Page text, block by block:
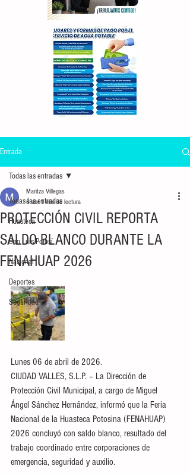
Entrada
Todas las entradas
Huasteca
San Luis Potosí
Nacional
Deportes
Seguridad
Todas las entradas
PROTECCIÓN CIVIL REPORTA
SALDO BLANCO DURANTE LA
FENAHUAP 2026
Maritza Villegas
6 abr 1 min de lectura
Lunes 06 de abril de 2026.
CIUDAD VALLES, S.L.P. – La Dirección de
Protección Civil Municipal, a cargo de Miguel
Ángel Sánchez Hernández, informó que la Feria
Nacional de la Huasteca Potosina (FENAHUAP)
2026 concluyó con saldo blanco, resultado del
trabajo coordinado entre corporaciones de
emergencia, seguridad y auxilio.